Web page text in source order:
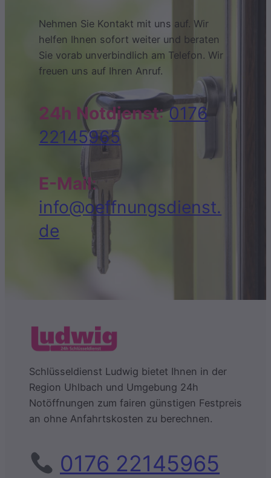
Nehmen Sie Kontakt mit uns auf. Wir
helfen Ihnen sofort weiter und beraten
Sie vorab unverbindlich am Telefon. Wir
freuen uns auf Ihren Anruf.
24h Notdienst:0176
22145965
E-Mail:
info@oeffnungsdienst.
de
Schlüsseldienst Ludwig bietet Ihnen in der
Region Uhlbach und Umgebung 24h
Notöffnungen zum fairen günstigen Festpreis
an ohne Anfahrtskosten zu berechnen.
0176 22145965